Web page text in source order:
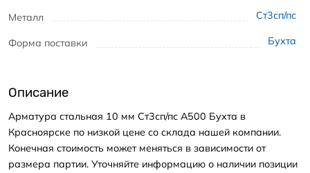
Металл Ст3сп/пс
Форма поставки Бухта
Описание
Арматура стальная 10 мм Ст3сп/пс А500 Бухта в
Красноярске по низкой цене со склада нашей компании.
Конечная стоимость может меняться в зависимости от
размера партии. Уточняйте информацию о наличии позиции